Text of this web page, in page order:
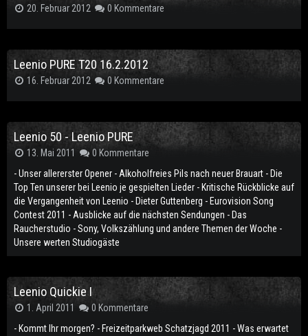
20. Februar 2012 0 Kommentare
Leenio PURE T20 16.2.2012
16. Februar 2012 0 Kommentare
Leenio 50 - Leenio PURE
13. Mai 2011
0 Kommentare
- Unser allererster Opener - Alkoholfreies Pils nach neuer Brauart - Die
Top Ten unserer bei Leenio je gespielten Lieder - Kritische Rückblicke auf
die Vergangenheit von Leenio - Dieter Guttenberg - Eurovision Song
Contest 2011 - Ausblicke auf die nächsten Sendungen - Das
Raucherstudio - Sony, Volkszählung und andere Themen der Woche -
Unsere werten Studiogäste
Leenio Quickie I
1. April 2011
0 Kommentare
- Kommt Ihr morgen? - Freizeitparkweb Schatzjagd 2011 - Was erwartet